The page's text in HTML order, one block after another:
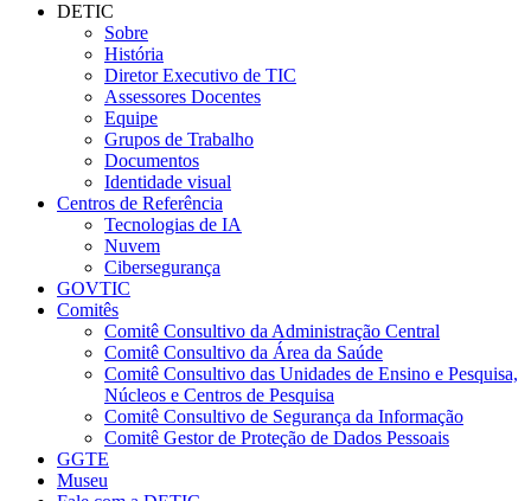
DETIC
Sobre
História
Diretor Executivo de TIC
Assessores Docentes
Equipe
Grupos de Trabalho
Documentos
Identidade visual
Centros de Referência
Tecnologias de IA
Nuvem
Cibersegurança
GOVTIC
Comitês
Comitê Consultivo da Administração Central
Comitê Consultivo da Área da Saúde
Comitê Consultivo das Unidades de Ensino e Pesquisa,
Núcleos e Centros de Pesquisa
Comitê Consultivo de Segurança da Informação
Comitê Gestor de Proteção de Dados Pessoais
GGTE
Museu